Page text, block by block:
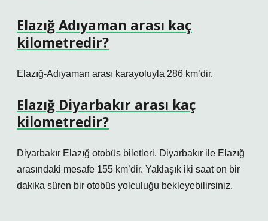
Elazığ Adıyaman arası kaç
kilometredir?
Elazığ-Adıyaman arası karayoluyla 286 km’dir.
Elazığ Diyarbakır arası kaç
kilometredir?
Diyarbakır Elazığ otobüs biletleri. Diyarbakır ile Elazığ
arasındaki mesafe 155 km’dir. Yaklaşık iki saat on bir
dakika süren bir otobüs yolculuğu bekleyebilirsiniz.